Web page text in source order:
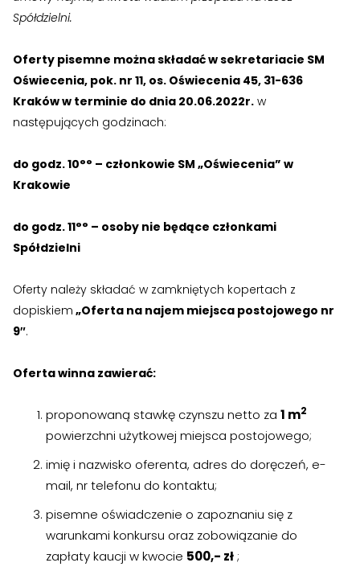
RADA NADZORCZA
Materiały dla Rady Nadzorczej
Poczta e-mail
Materiały dla Rad Mieszkańców
DOSTĘP WEWNĘTRZNY
RADA NADZORCZA
Materiały dla Rady Nadzorczej
Poczta e-mail
Materiały dla Rad Mieszkańców
DOSTĘP WEWNĘTRZNY
Spółdzielni.
Oferty pisemne można składać w sekretariacie SM
Oświecenia, pok. nr 11, os. Oświecenia 45, 31-636
Kraków w terminie do dnia 20.06.2022r. w
następujących godzinach:
do godz. 10°° – członkowie SM „Oświecenia” w
Krakowie
do godz. 11°° – osoby nie będące członkami
Spółdzielni
Oferty należy składać w zamkniętych kopertach z
dopiskiem „Oferta na najem miejsca postojowego nr
9″.
Oferta winna zawierać:
proponowaną stawkę czynszu netto za 1 m2
powierzchni użytkowej miejsca postojowego;
imię i nazwisko oferenta, adres do doręczeń, e-
mail, nr telefonu do kontaktu;
pisemne oświadczenie o zapoznaniu się z
warunkami konkursu oraz zobowiązanie do
zapłaty kaucji w kwocie 500,- zł;